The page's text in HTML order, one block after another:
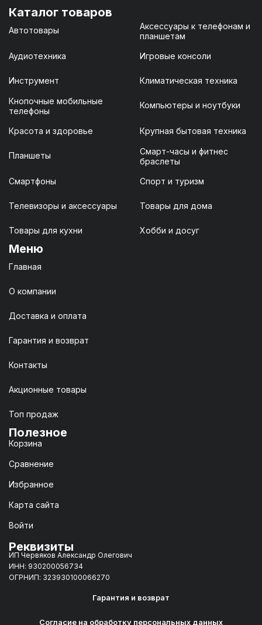
Каталог товаров
Автотовары
Аксессуары к телефонам и
планшетам
Аудиотехника Игровые консоли
Инструмент Климатическая техника
Кнопочные мобильные
телефоны
Компьютеры и ноутбуки
Красота и здоровье Крупная бытовая техника
Планшеты
Смарт-часы и фитнес
браслеты
Смартфоны Спорт и туризм
Телевизоры и аксессуары Товары для дома
Товары для кухни Хобби и досуг
Меню
Главная
О компании
Доставка и оплата
Гарантия и возврат
Контакты
Акционные товары
Топ продаж
Полезное
Корзина
Сравнение
Избранное
Карта сайта
Войти
Реквизиты
ИП Червяков Александр Олегович
ИНН: 930200056734
ОГРНИП: 323930100066270
Гарантия и возврат
Согласие на обработку персональных данных